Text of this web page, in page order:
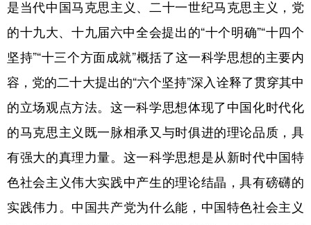
是当代中国马克思主义、二十一世纪马克思主义，党
的十九大、十九届六中全会提出的“十个明确”“十四个
坚持”“十三个方面成就”概括了这一科学思想的主要内
容，党的二十大提出的“六个坚持”深入诠释了贯穿其中
的立场观点方法。这一科学思想体现了中国化时代化
的马克思主义既一脉相承又与时俱进的理论品质，具
有强大的真理力量。这一科学思想是从新时代中国特
色社会主义伟大实践中产生的理论结晶，具有磅礴的
实践伟力。中国共产党为什么能，中国特色社会主义